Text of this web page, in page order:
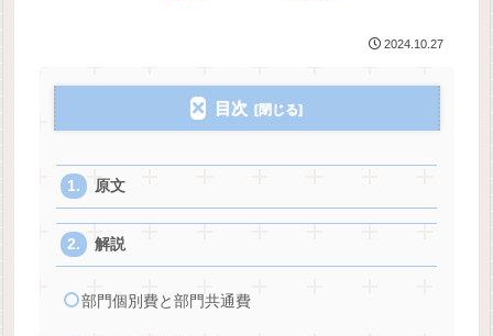
2024.10.27
目次
原文
解説
部門個別費と部門共通費